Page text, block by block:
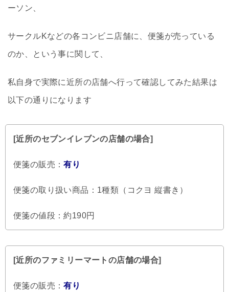
ーソン、
サークルKなどの各コンビニ店舗に、便箋が売っている
のか、という事に関して、
私自身で実際に近所の店舗へ行って確認してみた結果は
以下の通りになります
[近所のセブンイレブンの店舗の場合]
便箋の販売：有り
便箋の取り扱い商品：1種類（コクヨ 縦書き）
便箋の値段：約190円
[近所のファミリーマートの店舗の場合]
便箋の販売：有り